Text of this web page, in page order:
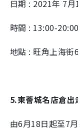
日期 : 2021年 7
時間 : 13:00-20:00
地點 : 旺角上海
5.東薈城名店倉出
由6月18日起至7